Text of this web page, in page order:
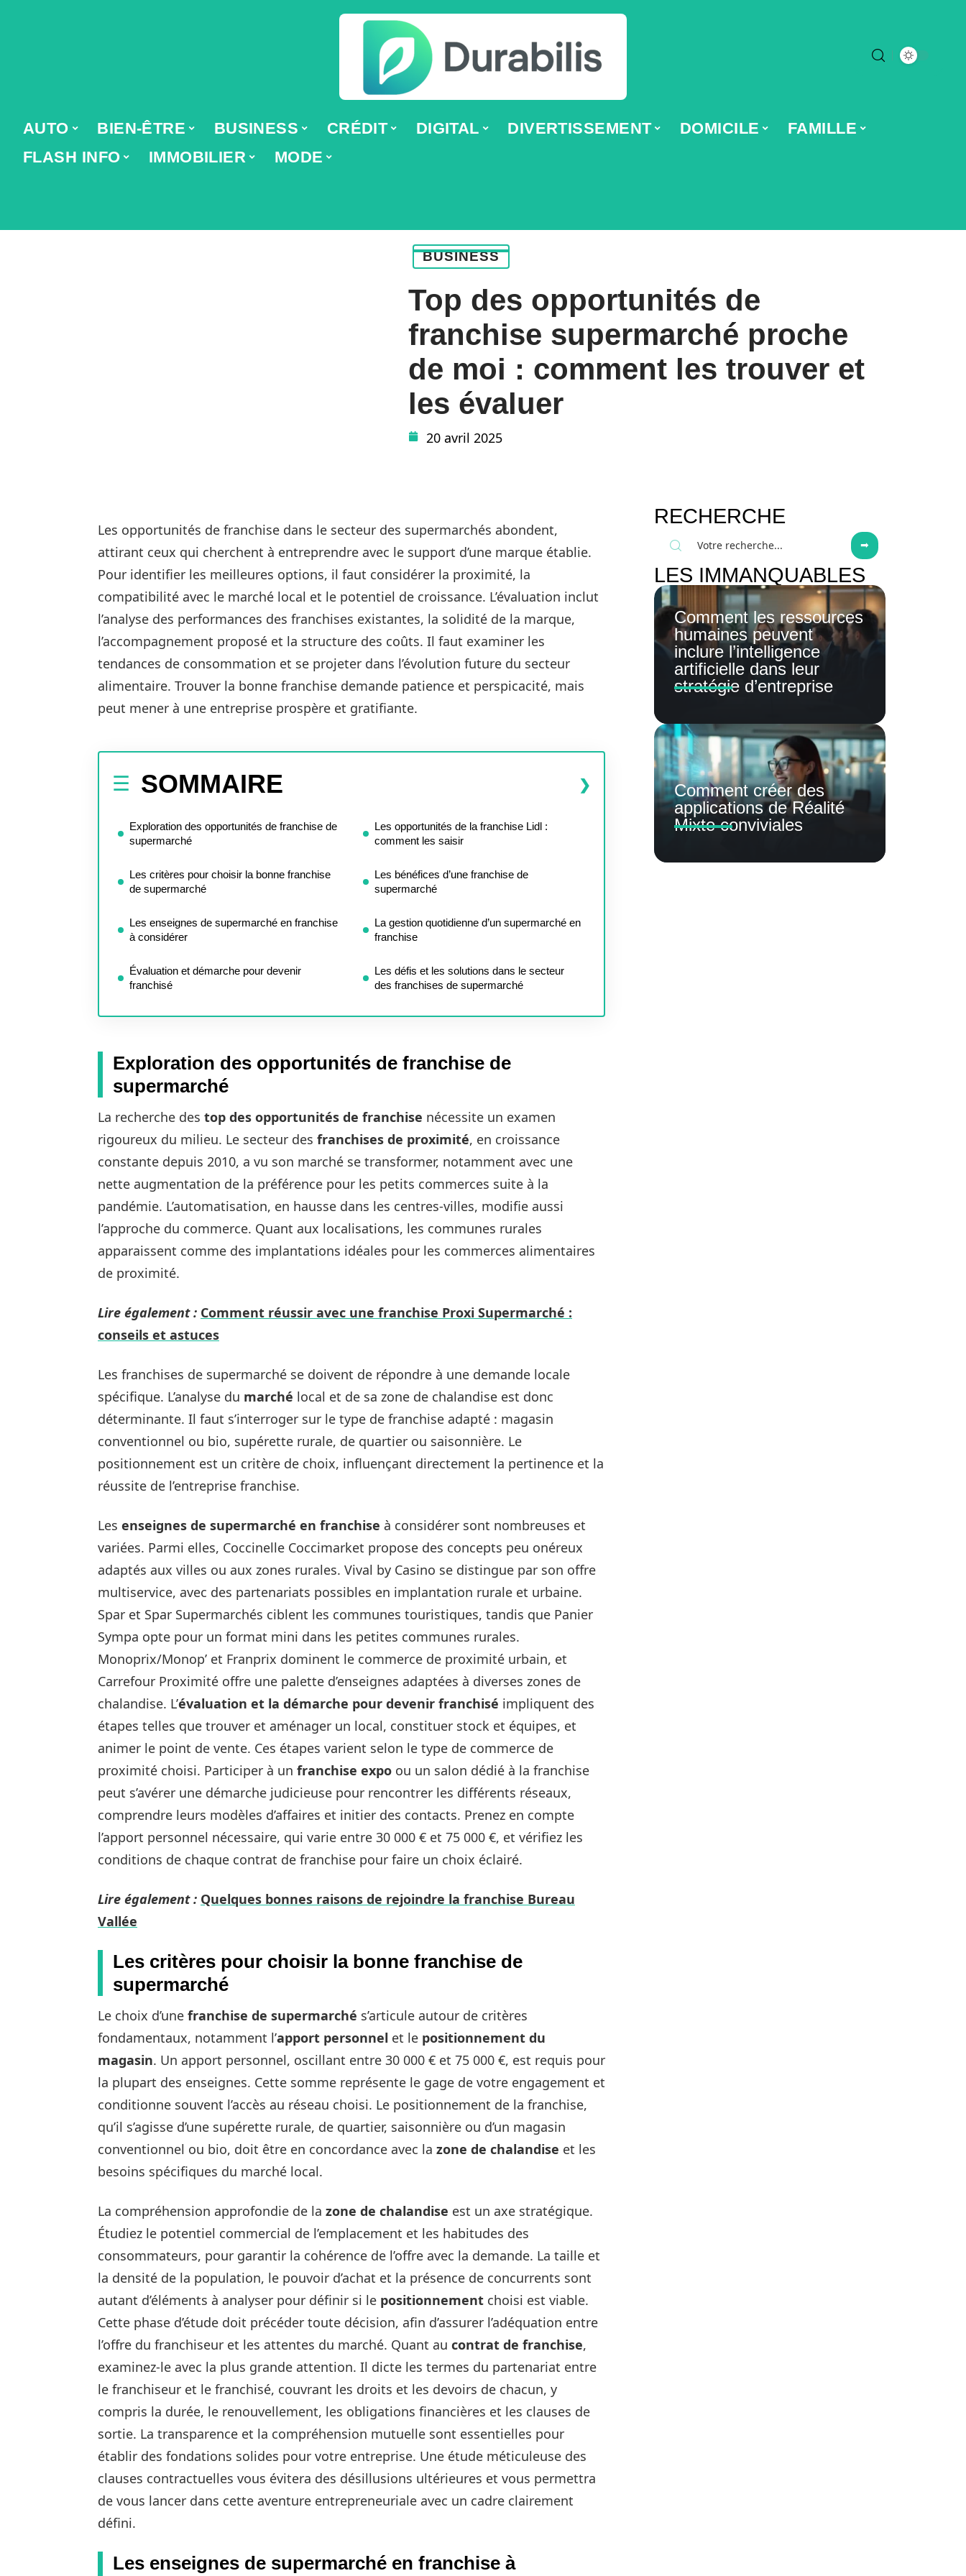
AUTO BIEN-ÊTRE BUSINESS CRÉDIT DIGITAL DIVERTISSEMENT DOMICILE
FAMILLE
FLASH INFO
IMMOBILIER MODE
BUSINESS
Top des opportunités de
franchise supermarché proche
de moi : comment les trouver et
les évaluer
20 avril 2025
Les opportunités de franchise dans le secteur des supermarchés abondent,
attirant ceux qui cherchent à entreprendre avec le support d’une marque établie.
Pour identifier les meilleures options, il faut considérer la proximité, la
compatibilité avec le marché local et le potentiel de croissance. L’évaluation inclut
l’analyse des performances des franchises existantes, la solidité de la marque,
l’accompagnement proposé et la structure des coûts. Il faut examiner les
tendances de consommation et se projeter dans l’évolution future du secteur
alimentaire. Trouver la bonne franchise demande patience et perspicacité, mais
peut mener à une entreprise prospère et gratifiante.
SOMMAIRE
Exploration des opportunités de franchise de
supermarché
Les critères pour choisir la bonne franchise
de supermarché
Les enseignes de supermarché en franchise
à considérer
Évaluation et démarche pour devenir
franchisé
Les opportunités de la franchise Lidl :
comment les saisir
Les bénéfices d’une franchise de
supermarché
La gestion quotidienne d’un supermarché en
franchise
Les défis et les solutions dans le secteur
des franchises de supermarché
Exploration des opportunités de franchise de
supermarché
La recherche des top des opportunités de franchise nécessite un examen
rigoureux du milieu. Le secteur des franchises de proximité, en croissance
constante depuis 2010, a vu son marché se transformer, notamment avec une
nette augmentation de la préférence pour les petits commerces suite à la
pandémie. L’automatisation, en hausse dans les centres-villes, modifie aussi
l’approche du commerce. Quant aux localisations, les communes rurales
apparaissent comme des implantations idéales pour les commerces alimentaires
de proximité.
Lire également : Comment réussir avec une franchise Proxi Supermarché :
conseils et astuces
Les franchises de supermarché se doivent de répondre à une demande locale
spécifique. L’analyse du marché local et de sa zone de chalandise est donc
déterminante. Il faut s’interroger sur le type de franchise adapté : magasin
conventionnel ou bio, supérette rurale, de quartier ou saisonnière. Le
positionnement est un critère de choix, influençant directement la pertinence et la
réussite de l’entreprise franchise.
Les enseignes de supermarché en franchise à considérer sont nombreuses et
variées. Parmi elles, Coccinelle Coccimarket propose des concepts peu onéreux
adaptés aux villes ou aux zones rurales. Vival by Casino se distingue par son offre
multiservice, avec des partenariats possibles en implantation rurale et urbaine.
Spar et Spar Supermarchés ciblent les communes touristiques, tandis que Panier
Sympa opte pour un format mini dans les petites communes rurales.
Monoprix/Monop’ et Franprix dominent le commerce de proximité urbain, et
Carrefour Proximité offre une palette d’enseignes adaptées à diverses zones de
chalandise. L’évaluation et la démarche pour devenir franchisé impliquent des
étapes telles que trouver et aménager un local, constituer stock et équipes, et
animer le point de vente. Ces étapes varient selon le type de commerce de
proximité choisi. Participer à un franchise expo ou un salon dédié à la franchise
peut s’avérer une démarche judicieuse pour rencontrer les différents réseaux,
comprendre leurs modèles d’affaires et initier des contacts. Prenez en compte
l’apport personnel nécessaire, qui varie entre 30 000 € et 75 000 €, et vérifiez les
conditions de chaque contrat de franchise pour faire un choix éclairé.
Lire également : Quelques bonnes raisons de rejoindre la franchise Bureau
Vallée
Les critères pour choisir la bonne franchise de
supermarché
Le choix d’une franchise de supermarché s’articule autour de critères
fondamentaux, notamment l’apport personnel et le positionnement du
magasin. Un apport personnel, oscillant entre 30 000 € et 75 000 €, est requis pour
la plupart des enseignes. Cette somme représente le gage de votre engagement et
conditionne souvent l’accès au réseau choisi. Le positionnement de la franchise,
qu’il s’agisse d’une supérette rurale, de quartier, saisonnière ou d’un magasin
conventionnel ou bio, doit être en concordance avec la zone de chalandise et les
besoins spécifiques du marché local.
La compréhension approfondie de la zone de chalandise est un axe stratégique.
Étudiez le potentiel commercial de l’emplacement et les habitudes des
consommateurs, pour garantir la cohérence de l’offre avec la demande. La taille et
la densité de la population, le pouvoir d’achat et la présence de concurrents sont
autant d’éléments à analyser pour définir si le positionnement choisi est viable.
Cette phase d’étude doit précéder toute décision, afin d’assurer l’adéquation entre
l’offre du franchiseur et les attentes du marché. Quant au contrat de franchise,
examinez-le avec la plus grande attention. Il dicte les termes du partenariat entre
le franchiseur et le franchisé, couvrant les droits et les devoirs de chacun, y
compris la durée, le renouvellement, les obligations financières et les clauses de
sortie. La transparence et la compréhension mutuelle sont essentielles pour
établir des fondations solides pour votre entreprise. Une étude méticuleuse des
clauses contractuelles vous évitera des désillusions ultérieures et vous permettra
de vous lancer dans cette aventure entrepreneuriale avec un cadre clairement
défini.
Les enseignes de supermarché en franchise à
RECHERCHE
LES IMMANQUABLES
Comment les ressources
humaines peuvent
inclure l’intelligence
artificielle dans leur
stratégie d’entreprise
Comment créer des
applications de Réalité
Mixte conviviales